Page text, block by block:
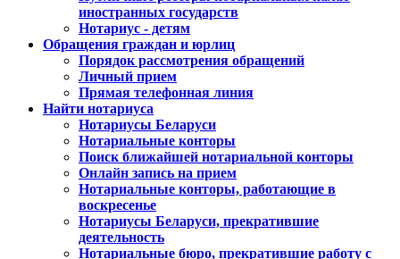
иностранных государств
Нотариус - детям
Обращения граждан и юрлиц
Порядок рассмотрения обращений
Личный прием
Прямая телефонная линия
Найти нотариуса
Нотариусы Беларуси
Нотариальные конторы
Поиск ближайшей нотариальной конторы
Онлайн запись на прием
Нотариальные конторы, работающие в
воскресенье
Нотариусы Беларуси, прекратившие
деятельность
Нотариальные бюро, прекратившие работу с